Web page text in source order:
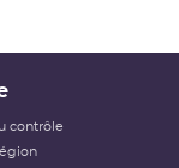
contrôle